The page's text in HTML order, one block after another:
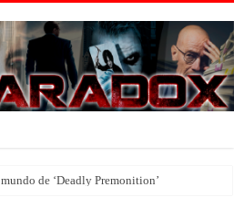
de ‘Deadly Premonition’